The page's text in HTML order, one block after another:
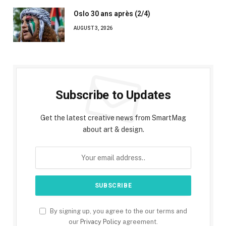
Oslo 30 ans après (2/4)
AUGUST 3, 2026
Subscribe to Updates
Get the latest creative news from SmartMag
about art & design.
By signing up, you agree to the our terms and
our Privacy Policy agreement.